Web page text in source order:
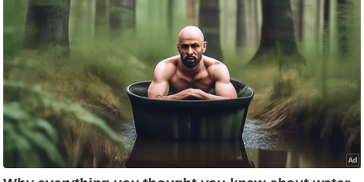
र्म
स्थ
ल
व्र
त
त्यो
हा
र